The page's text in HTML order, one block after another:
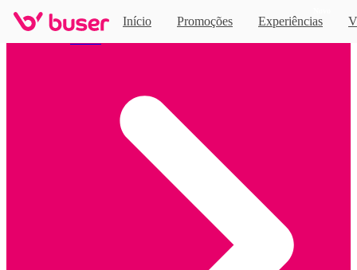
Início Promoções Experiências